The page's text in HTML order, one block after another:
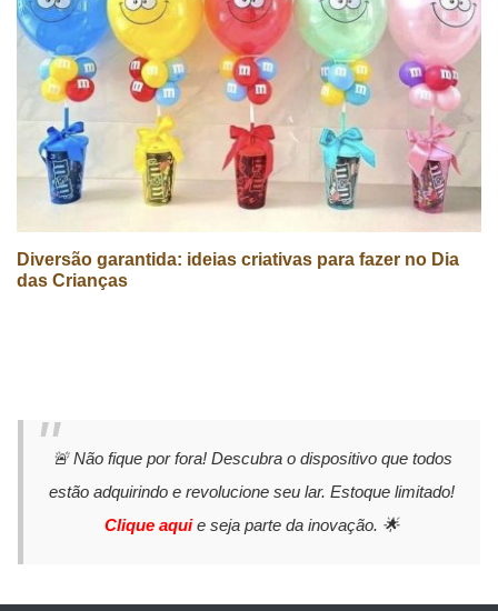
Diversão garantida: ideias criativas para fazer no Dia
das Crianças
🚨 Não fique por fora! Descubra o dispositivo que todos
estão adquirindo e revolucione seu lar. Estoque limitado!
Clique aquie seja parte da inovação. 🌟